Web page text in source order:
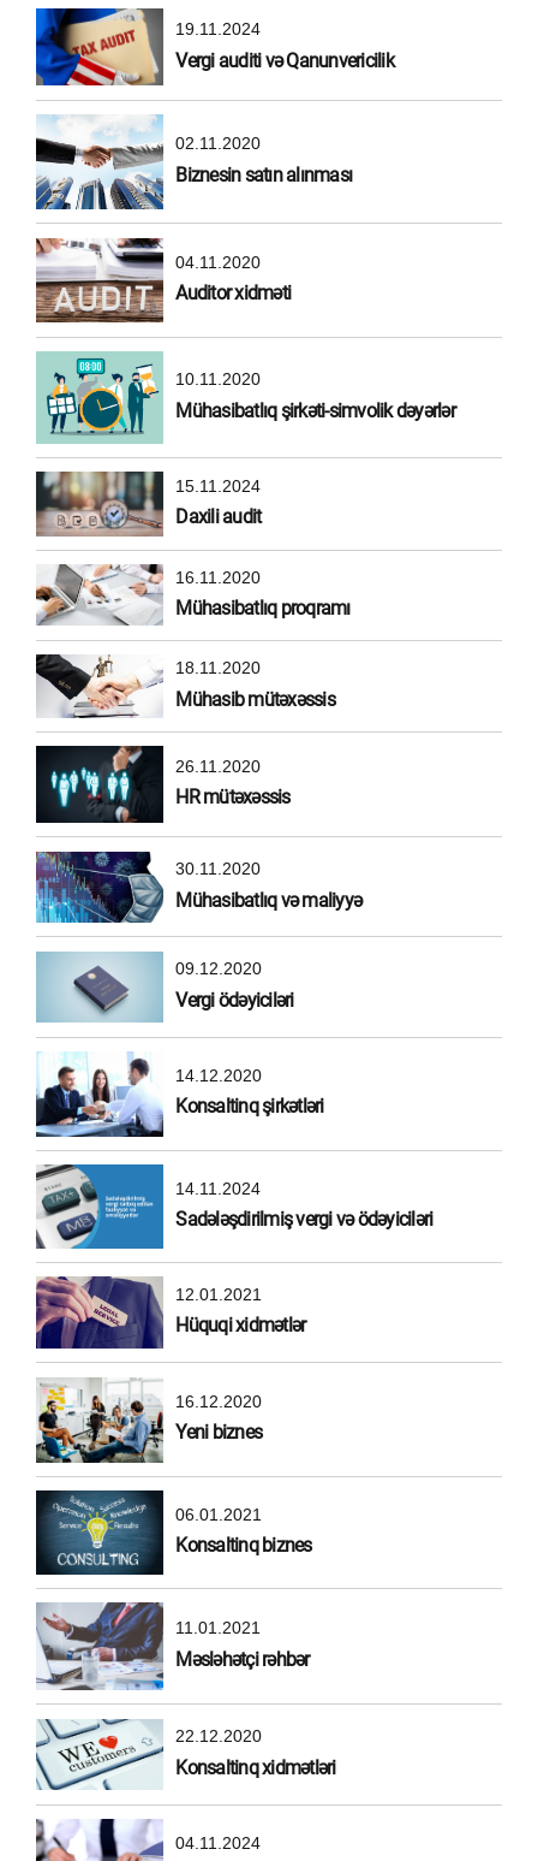
19.11.2024
Vergi auditi və Qanunvericilik
02.11.2020
Biznesin satın alınması
04.11.2020
Auditor xidməti
10.11.2020
Mühasibatlıq şirkəti-simvolik dəyərlər
15.11.2024
Daxili audit
16.11.2020
Mühasibatlıq proqramı
18.11.2020
Mühasib mütəxəssis
26.11.2020
HR mütəxəssis
30.11.2020
Mühasibatlıq və maliyyə
09.12.2020
Vergi ödəyiciləri
14.12.2020
Konsaltinq şirkətləri
14.11.2024
Sadələşdirilmiş vergi və ödəyiciləri
12.01.2021
Hüquqi xidmətlər
16.12.2020
Yeni biznes
06.01.2021
Konsaltinq biznes
11.01.2021
Məsləhətçi rəhbər
22.12.2020
Konsaltinq xidmətləri
04.11.2024